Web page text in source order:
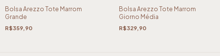
Bolsa Arezzo Tote Marrom
Grande
R$359,90
Bolsa Arezzo Tote Marrom
Giorno Média
R$329,90